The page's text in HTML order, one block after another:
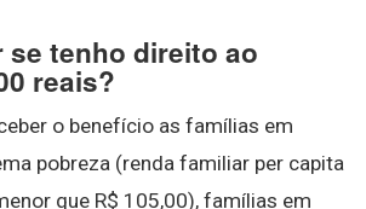
se tenho direito ao
reais?
o benefício as famílias em
pobreza (renda familiar per capita
que R$ 105,00), famílias em